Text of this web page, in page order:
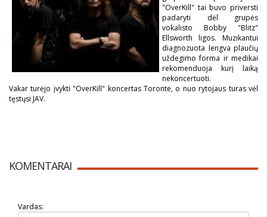
"OverKill" tai buvo priversti
padaryti dėl grupės
vokalisto Bobby "Blitz"
Ellsworth ligos. Muzikantui
diagnozuota lengva plaučių
uždegimo forma ir medikai
rekomenduoja kurį laiką
nekoncertuoti.
Vakar turėjo įvykti "OverKill" koncertas Toronte, o nuo rytojaus turas vėl
tęstųsi JAV.
KOMENTARAI
Vardas: